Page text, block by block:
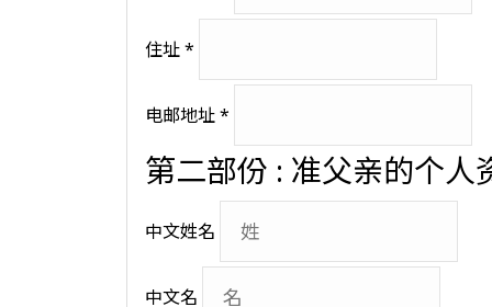
住址*
电邮地址*
第二部份 : 准父亲的个人
中文姓名
中文名